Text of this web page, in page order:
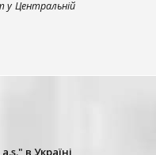
у Центральній
в Україні